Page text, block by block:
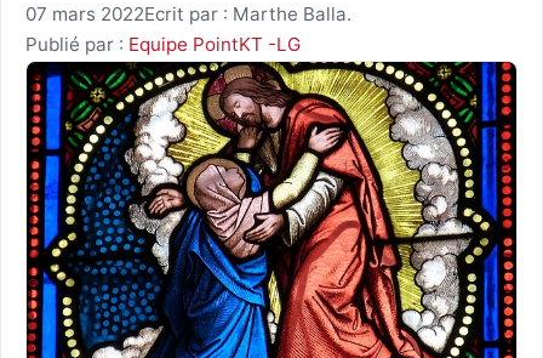
07 mars 2022Ecrit par : Marthe Balla.
Publié par : Equipe PointKT -LG